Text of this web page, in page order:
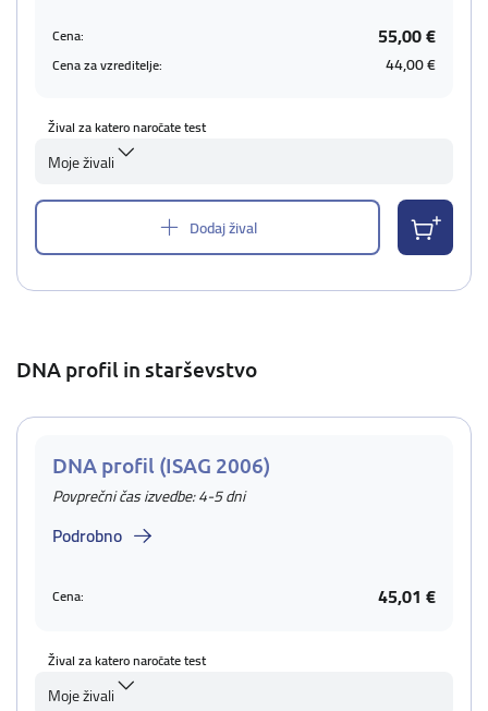
Cena: 55,00 €
Cena za vzreditelje: 44,00 €
Žival za katero naročate test
Moje živali
Dodaj žival
DNA profil in starševstvo
DNA profil (ISAG 2006)
Povprečni čas izvedbe: 4-5 dni
Podrobno
Cena: 45,01 €
Žival za katero naročate test
Moje živali